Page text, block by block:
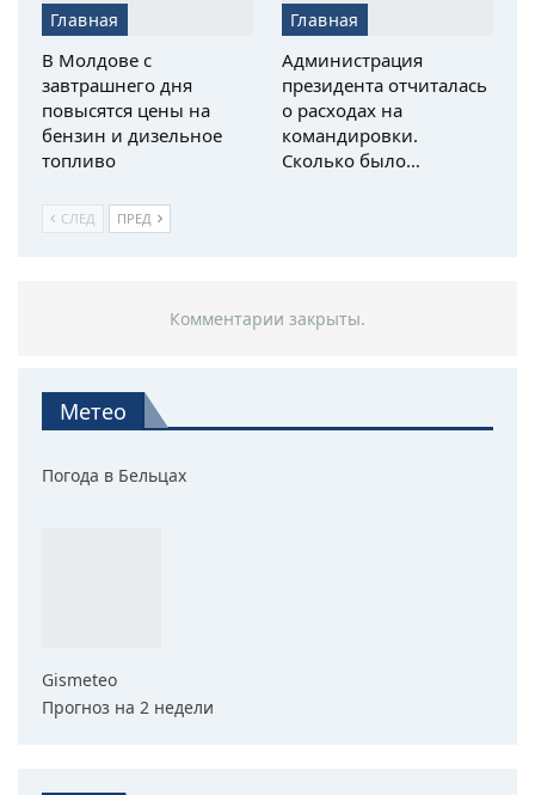
Главная
В Молдове с
завтрашнего дня
повысятся цены на
бензин и дизельное
топливо
Главная
Администрация
президента отчиталась
о расходах на
командировки.
Сколько было…
СЛЕД ПРЕД
Комментарии закрыты.
Метео
Погода в Бельцах
Gismeteo
Прогноз на 2 недели